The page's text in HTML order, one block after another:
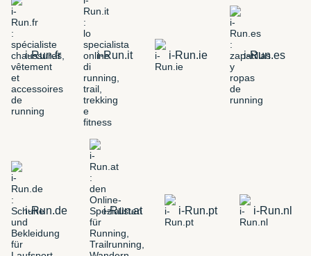
i-Run.fr i-Run.it i-Run.ie i-Run.es
i-Run.de i-Run.at i-Run.pt i-Run.nl